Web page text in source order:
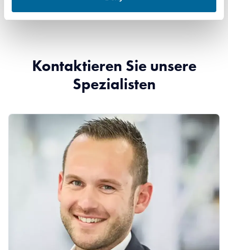
Kontaktieren Sie unsere
Spezialisten